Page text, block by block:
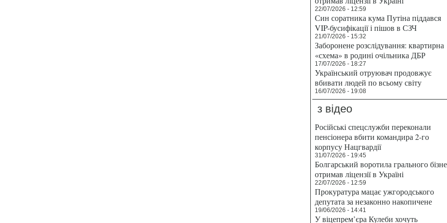
22/07/2026 - 12:59
Син соратника кума Путіна піддався
VIP-бусифікації і пішов в СЗЧ
21/07/2026 - 15:32
Заборонене розслідування: квартирна
«схема» в родині очільника ДБР
17/07/2026 - 18:27
Український отруювач продовжує
вбивати людей по всьому світу
16/07/2026 - 19:08
з відео
Російські спецслужби переконали
пенсіонера вбити командира 2-го
корпусу Нацгвардії
31/07/2026 - 19:45
Болгарський воротила грального
отримав ліцензії в Україні
22/07/2026 - 12:59
Прокуратура мацає ужгородського
депутата за незаконно накопичене
19/06/2026 - 14:41
У віцепрем’єра Кулеби хочуть